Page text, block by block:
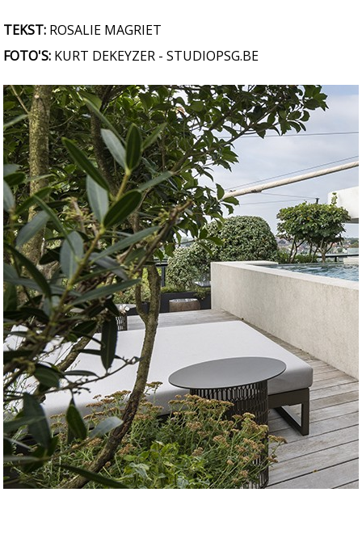
TEKST: ROSALIE MAGRIET
FOTO'S: KURT DEKEYZER - STUDIOPSG.BE